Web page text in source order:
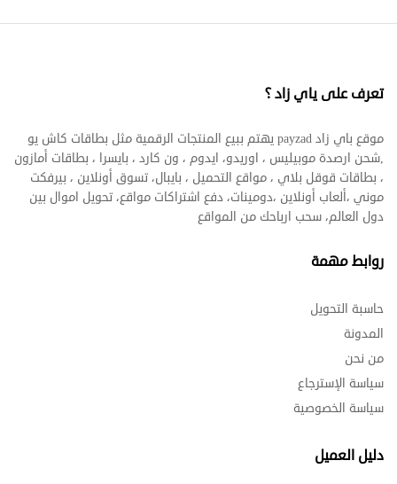
تعرف على ياي زاد ؟
موقع باي زاد payzad يهتم ببيع المنتجات الرقمية مثل بطاقات كاش يو
,شحن ارصدة موبيليس ، اوريدو، ايدوم ، ون كارد ، بايسرا ، بطاقات أمازون
، بطاقات قوقل بلاي ، مواقع التحميل ، بايبال، تسوق أونلاين ، بيرفكت
موني ،ألعاب أونلاين ،دومينات، دفع اشتراكات مواقع، تحويل اموال بين
دول العالم، سحب ارباحك من المواقع
روابط مهمة
حاسبة التحويل
المدونة
من نحن
سياسة الإسترجاع
سياسة الخصوصية
دليل العميل